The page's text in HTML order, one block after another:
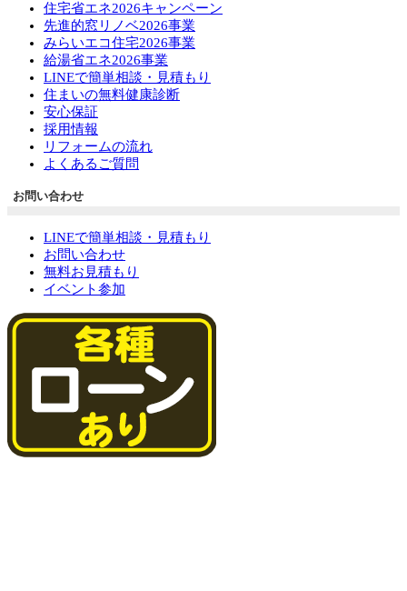
住宅省エネ2026キャンペーン
先進的窓リノベ2026事業
みらいエコ住宅2026事業
給湯省エネ2026事業
LINEで簡単相談・見積もり
住まいの無料健康診断
安心保証
採用情報
リフォームの流れ
よくあるご質問
お問い合わせ
LINEで簡単相談・見積もり
お問い合わせ
無料お見積もり
イベント参加